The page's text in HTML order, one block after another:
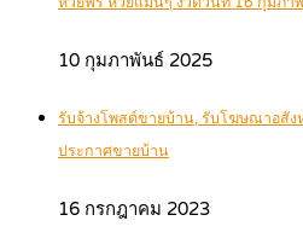
10 กุมภาพันธ์ 2025
รับจ้างโพสต์ขายบ้าน, รับโฆษณาอสัง
ประกาศขายบ้าน
16 กรกฎาคม 2023